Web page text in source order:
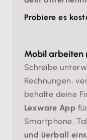
Probiere es
Mobil arbeiten
Schreibe
Rechnungen,
behalte deine
Lexware App
Smartphone,
und üerball